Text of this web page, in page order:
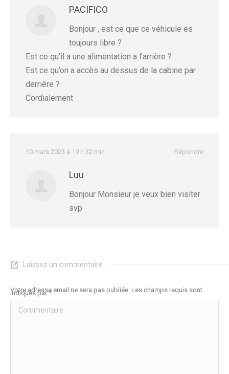
PACIFICO
Bonjour , est ce que ce véhicule es
toujours libre ?
Est ce qu’il a une alimentation a l’arrière ?
Est ce qu’on a accès au dessus de la cabine par
derrière ?
Cordialement
Répondre
10 mars 2023 à 19 h 32 min
Luu
Bonjour Monsieur je veux bien visiter
svp
Laissez un commentaire
Votre adresse email ne sera pas publiée. Les champs requis sont
indiqués par*
Commentaire